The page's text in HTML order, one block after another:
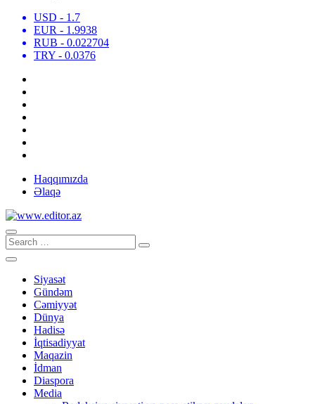
USD - 1.7
EUR - 1.9938
RUB - 0.022704
TRY - 0.0376
Haqqımızda
Əlaqə
Siyasət
Gündəm
Cəmiyyət
Dünya
Hadisə
İqtisadiyyat
Maqazin
İdman
Diaspora
Media